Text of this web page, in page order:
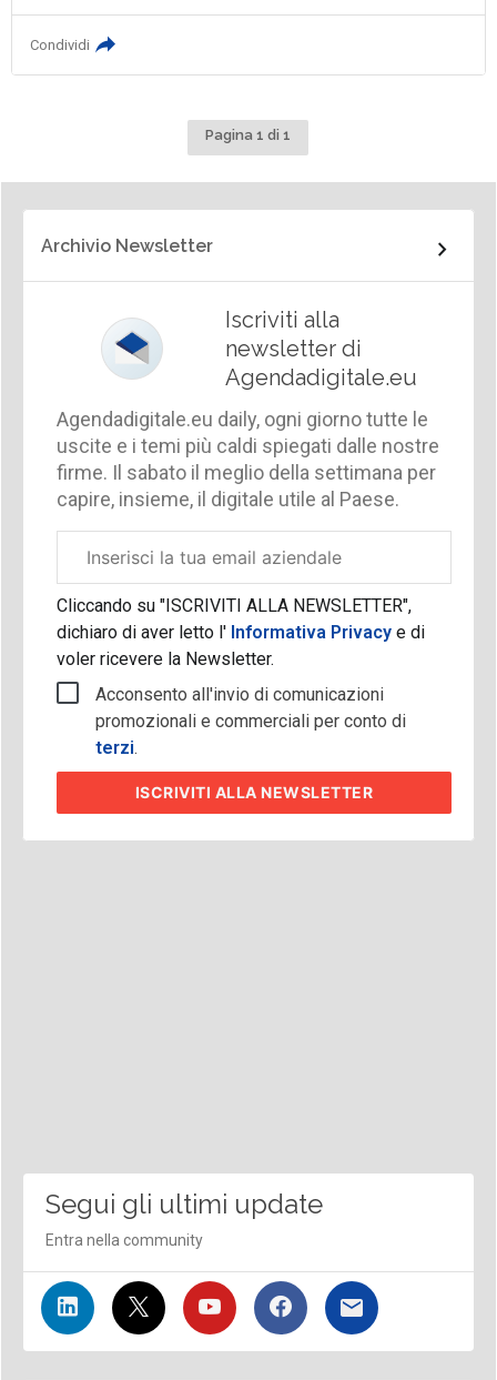
Condividi
Pagina 1 di 1
Archivio Newsletter
Iscriviti alla
newsletter di
Agendadigitale.eu
Agendadigitale.eu daily, ogni giorno tutte le
uscite e i temi più caldi spiegati dalle nostre
firme. Il sabato il meglio della settimana per
capire, insieme, il digitale utile al Paese.
aziendale
Cliccando su "ISCRIVITI ALLA NEWSLETTER",
dichiaro di aver letto l'Informativa Privacy e di
voler ricevere la Newsletter.
Acconsento all'invio di comunicazioni
promozionali e commerciali per conto di
terzi.
ISCRIVITI ALLA NEWSLETTER
Segui gli ultimi update
Entra nella community